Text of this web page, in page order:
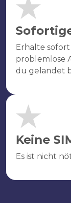
Erhalte
problemlose
du gelandet
Keine
Es ist nicht